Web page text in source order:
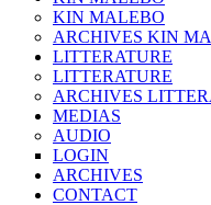
KIN MALEBO
ARCHIVES KIN
LITTERATURE
LITTERATURE
ARCHIVES
MEDIAS
AUDIO
LOGIN
ARCHIVES
CONTACT